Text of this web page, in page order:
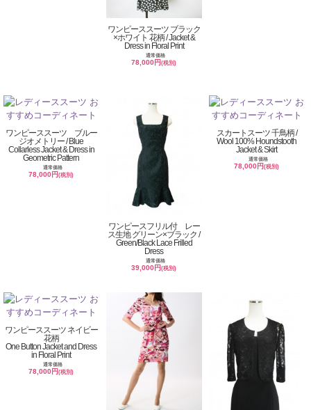
ワンピーススーツ ブラック
×ホワイト 花柄 / Jacket &
Dress in Floral Print
通常価格
78,000円(税別)
ワンピーススーツ ブルー
ジオメトリー / Blue
Collarless Jacket & Dress in
Geometric Pattern
通常価格
78,000円(税別)
ワンピースフリル付 レー
ス生地 グリーン×ブラック /
Green/Black Lace Frilled
Dress
通常価格
39,000円(税別)
スカートスーツ 千鳥柄 /
Wool 100% Houndstooth
Jacket & Skirt
通常価格
78,000円(税別)
ワンピーススーツ ネイビー
花柄
One Button Jacket and Dress
in Floral Print
通常価格
78,000円(税別)